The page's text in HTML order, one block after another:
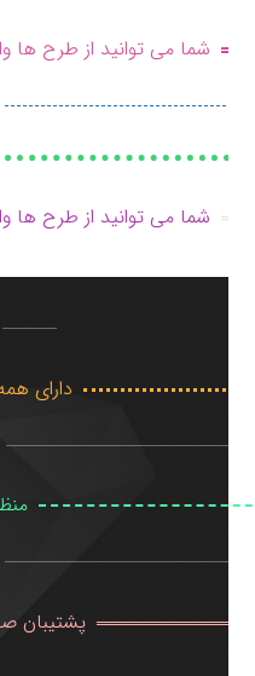
شما می توانید از طرح ها
شما می توانید از طرح ها
دارای
پشتیبان